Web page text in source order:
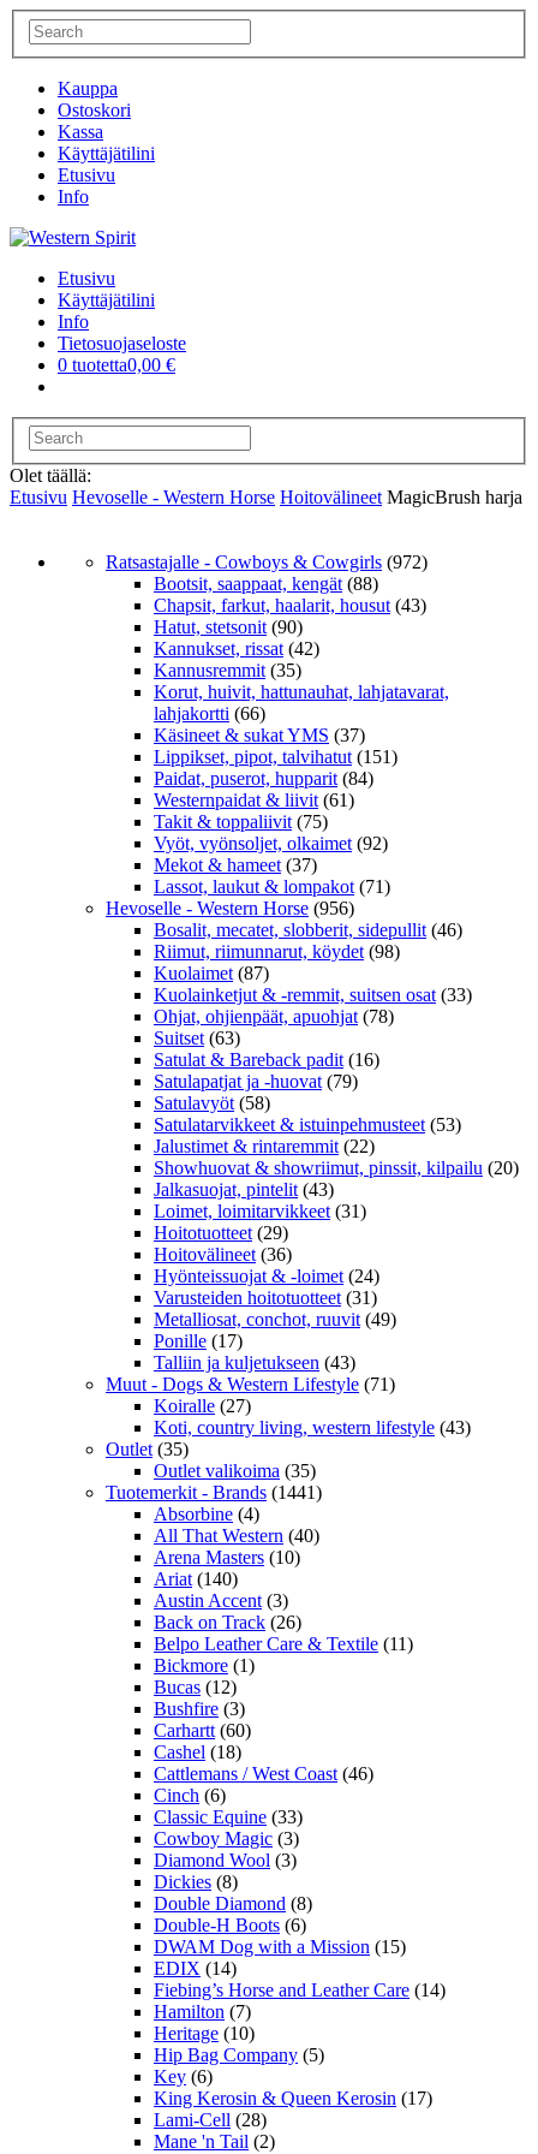
Kauppa
Ostoskori
Kassa
Käyttäjätilini
Etusivu
Info
Etusivu
Käyttäjätilini
Info
Tietosuojaseloste
0 tuotetta0,00 €
Olet täällä:
Etusivu Hevoselle - Western Horse Hoitovälineet MagicBrush harja
Ratsastajalle - Cowboys & Cowgirls (972)
Bootsit, saappaat, kengät (88)
Chapsit, farkut, haalarit, housut (43)
Hatut, stetsonit (90)
Kannukset, rissat (42)
Kannusremmit (35)
Korut, huivit, hattunauhat, lahjatavarat,
lahjakortti (66)
Käsineet & sukat YMS (37)
Lippikset, pipot, talvihatut (151)
Paidat, puserot, hupparit (84)
Westernpaidat & liivit (61)
Takit & toppaliivit (75)
Vyöt, vyönsoljet, olkaimet (92)
Mekot & hameet (37)
Lassot, laukut & lompakot (71)
Hevoselle - Western Horse (956)
Bosalit, mecatet, slobberit, sidepullit (46)
Riimut, riimunnarut, köydet (98)
Kuolaimet (87)
Kuolainketjut & -remmit, suitsen osat (33)
Ohjat, ohjienpäät, apuohjat (78)
Suitset (63)
Satulat & Bareback padit (16)
Satulapatjat ja -huovat (79)
Satulavyöt (58)
Satulatarvikkeet & istuinpehmusteet (53)
Jalustimet & rintaremmit (22)
Showhuovat & showriimut, pinssit, kilpailu (20)
Jalkasuojat, pintelit (43)
Loimet, loimitarvikkeet (31)
Hoitotuotteet (29)
Hoitovälineet (36)
Hyönteissuojat & -loimet (24)
Varusteiden hoitotuotteet (31)
Metalliosat, conchot, ruuvit (49)
Ponille (17)
Talliin ja kuljetukseen (43)
Muut - Dogs & Western Lifestyle (71)
Koiralle (27)
Koti, country living, western lifestyle (43)
Outlet (35)
Outlet valikoima (35)
Tuotemerkit - Brands (1441)
Absorbine (4)
All That Western (40)
Arena Masters (10)
Ariat (140)
Austin Accent (3)
Back on Track (26)
Belpo Leather Care & Textile (11)
Bickmore (1)
Bucas (12)
Bushfire (3)
Carhartt (60)
Cashel (18)
Cattlemans / West Coast (46)
Cinch (6)
Classic Equine (33)
Cowboy Magic (3)
Diamond Wool (3)
Dickies (8)
Double Diamond (8)
Double-H Boots (6)
DWAM Dog with a Mission (15)
EDIX (14)
Fiebing’s Horse and Leather Care (14)
Hamilton (7)
Heritage (10)
Hip Bag Company (5)
Key (6)
King Kerosin & Queen Kerosin (17)
Lami-Cell (28)
Mane 'n Tail (2)